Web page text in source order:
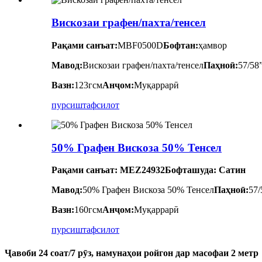
Вискозаи графен/пахта/тенсел
Рақами санъат:MBF0500DБофтан:ҳамвор
Мавод:Вискозаи графен/пахта/тенселПаҳноӣ:57/
Вазн:123гсмАнҷом:Муқаррарӣ
пурсиштафсилот
50% Графен Вискоза 50% Тенсел
Рақами санъат: MEZ24932Бофташуда: Сатин
Мавод:50% Графен Вискоза 50% ТенселПаҳноӣ:57/
Вазн:160гсмАнҷом:Муқаррарӣ
пурсиштафсилот
Ҷавоби 24 соат/7 рӯз, намунаҳои ройгон дар масофаи 2 метр